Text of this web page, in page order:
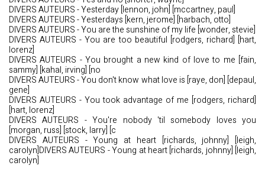
DIVERS AUTEURS - Yesterday [lennon, john] [mccartney, paul]
DIVERS AUTEURS - Yesterdays [kern, jerome] [harbach, otto]
DIVERS AUTEURS - You are the sunshine of my life [wonder, stevie]
DIVERS AUTEURS - You are too beautiful [rodgers, richard] [hart,
lorenz]
DIVERS AUTEURS - You brought a new kind of love to me [fain,
sammy] [kahal, irving] [no
DIVERS AUTEURS - You don't know what love is [raye, don] [depaul,
gene]
DIVERS AUTEURS - You took advantage of me [rodgers, richard]
[hart, lorenz]
DIVERS AUTEURS - You're nobody 'til somebody loves you
[morgan, russ] [stock, larry] [c
DIVERS AUTEURS - Young at heart [richards, johnny] [leigh,
carolyn]DIVERS AUTEURS - Young at heart [richards, johnny] [leigh,
carolyn]